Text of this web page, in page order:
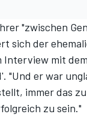
"zwischen
sich der
Interview mit
. "Und er war
immer das
zu sein."